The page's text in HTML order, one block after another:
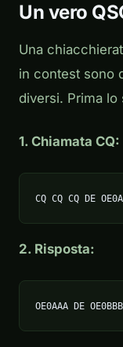
Un vero
Una
in contest sono
diversi. Prima
1. Chiamata CQ:
CQ CQ CQ DE
2. Risposta:
OE0AAA DE